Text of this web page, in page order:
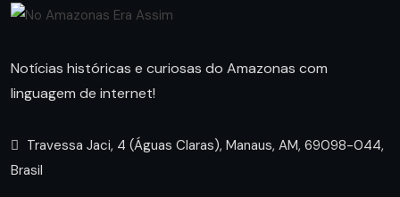
Notícias históricas e curiosas do Amazonas com
linguagem de internet!
Travessa Jaci, 4 (Águas Claras), Manaus, AM, 69098-044,
Brasil